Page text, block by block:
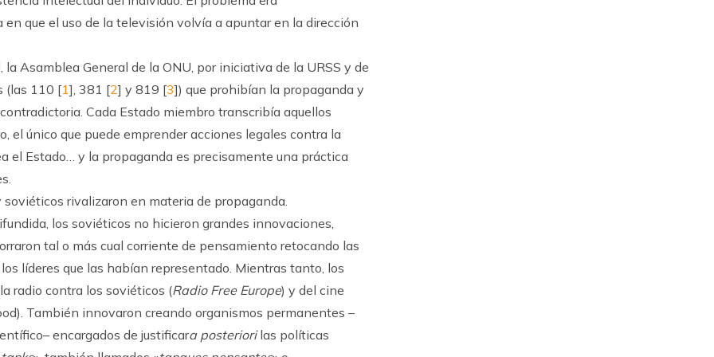
que el uso de la televisión volvía a apuntar en la dirección
Asamblea General de la ONU, por iniciativa de la URSS y de
(las 110 [1], 381 [2] y 819 [3]) que prohibían la propaganda y
Cada Estado miembro transcribía aquellos
el único que puede emprender acciones legales contra la
el Estado… y la propaganda es precisamente una práctica
rivalizaron en materia de propaganda.
los soviéticos no hicieron grandes innovaciones,
tal o más cual corriente de pensamiento retocando las
líderes que las habían representado. Mientras tanto, los
radio contra los soviéticos (Radio Free Europe) y del cine
También innovaron creando organismos permanentes –
encargados de justificara posteriorilas políticas